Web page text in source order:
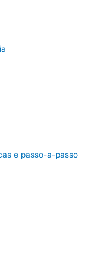
e passo-a-passo